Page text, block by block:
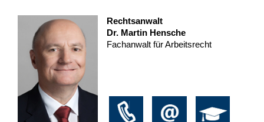
Rechtsanwalt
Dr. Martin Hensche
Fachanwalt für Arbeitsrecht